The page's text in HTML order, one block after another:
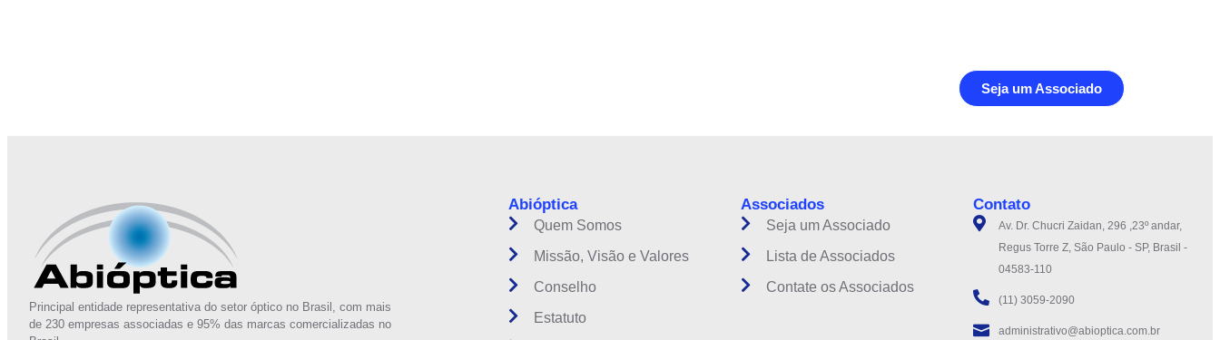
Seja um Associado
Principal entidade representativa do setor óptico no Brasil, com mais
de 230 empresas associadas e 95% das marcas comercializadas no
Abióptica
Quem Somos
Missão, Visão e Valores
Conselho
Estatuto
Associados
Seja um Associado
Lista de Associados
Contate os Associados
Contato
Av. Dr. Chucri Zaidan, 296 ,23º andar,
Regus Torre Z, São Paulo - SP, Brasil -
04583-110
(11) 3059-2090
administrativo@abioptica.com.br